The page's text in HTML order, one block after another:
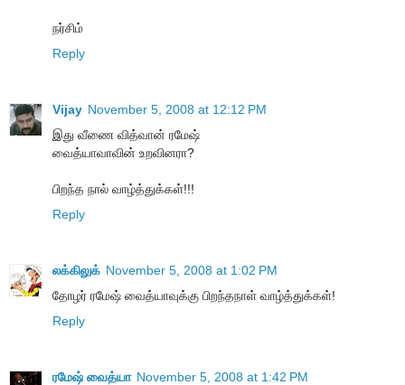
நர்சிம்
Reply
Vijay November 5, 2008 at 12:12 PM
இது வீணை வித்வான் ரமேஷ்
வைத்யாவாவின் உறவினரா?
பிறந்த நால் வாழ்த்துக்கள்!!!
Reply
லக்கிலுக் November 5, 2008 at 1:02 PM
தோழர் ரமேஷ் வைத்யாவுக்கு பிறந்தநாள் வாழ்த்துக்கள்!
Reply
ரமேஷ் வைத்யா November 5, 2008 at 1:42 PM